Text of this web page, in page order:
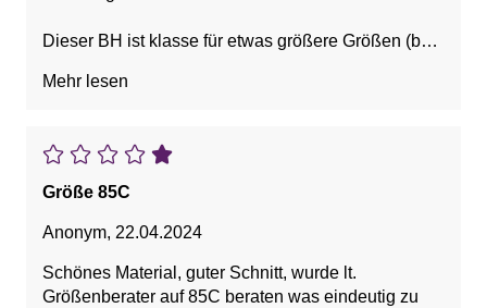
Dieser BH ist klasse für etwas größere Größen (bei
- die Größe passt perfekt,
- alles hält und
- sitzt super (die BH-Schalen sind leicht wattiert).
Ich trage fast nur noch das Modell (habe ihn mir in
Mehr lesen
Größe 85C
Anonym, 22.04.2024
Schönes Material, guter Schnitt, wurde lt.
Größenberater auf 85C beraten was eindeutig zu